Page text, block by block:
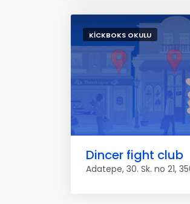
KICKBOKS OKULU
Dincer fight club
Adatepe, 30. Sk. no 21,